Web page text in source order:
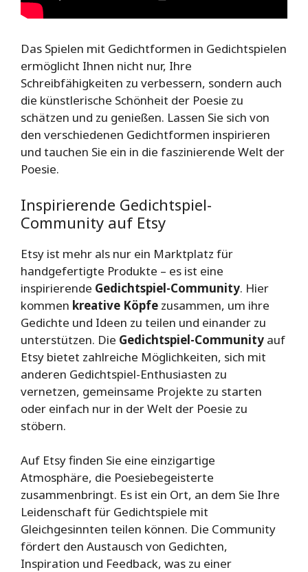
Das Spielen mit Gedichtformen in Gedichtspielen
ermöglicht Ihnen nicht nur, Ihre
Schreibfähigkeiten zu verbessern, sondern auch
die künstlerische Schönheit der Poesie zu
schätzen und zu genießen. Lassen Sie sich von
den verschiedenen Gedichtformen inspirieren
und tauchen Sie ein in die faszinierende Welt der
Poesie.
Inspirierende Gedichtspiel-
Community auf Etsy
Etsy ist mehr als nur ein Marktplatz für
handgefertigte Produkte – es ist eine
inspirierende Gedichtspiel-Community. Hier
kommen kreative Köpfe zusammen, um ihre
Gedichte und Ideen zu teilen und einander zu
unterstützen. Die Gedichtspiel-Community auf
Etsy bietet zahlreiche Möglichkeiten, sich mit
anderen Gedichtspiel-Enthusiasten zu
vernetzen, gemeinsame Projekte zu starten
oder einfach nur in der Welt der Poesie zu
stöbern.
Auf Etsy finden Sie eine einzigartige
Atmosphäre, die Poesiebegeisterte
zusammenbringt. Es ist ein Ort, an dem Sie Ihre
Leidenschaft für Gedichtspiele mit
Gleichgesinnten teilen können. Die Community
fördert den Austausch von Gedichten,
Inspiration und Feedback, was zu einer